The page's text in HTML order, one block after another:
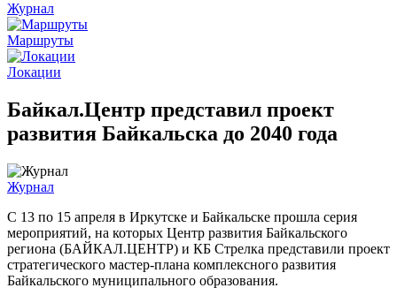
Журнал
Маршруты
Локации
Байкал.Центр представил проект
развития Байкальска до 2040 года
Журнал
С 13 по 15 апреля в Иркутске и Байкальске прошла серия
мероприятий, на которых Центр развития Байкальского
региона (БАЙКАЛ.ЦЕНТР) и КБ Стрелка представили проект
стратегического мастер-плана комплексного развития
Байкальского муниципального образования.